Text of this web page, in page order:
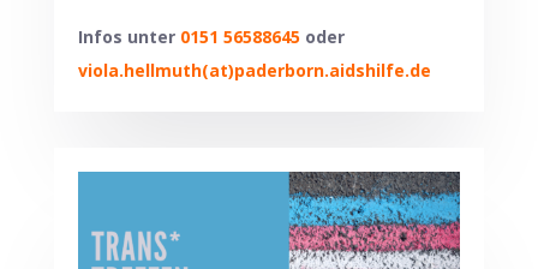
Infos unter 0151 56588645oder
viola.hellmuth(at)paderborn.aidshilfe.de